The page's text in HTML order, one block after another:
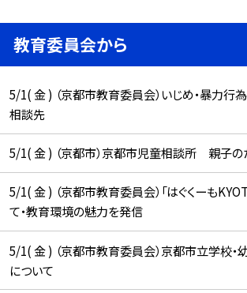
教育委員会から
5/1( 金 ) （京都市教育委員会）いじめ・暴力行
相談先
5/1( 金 ) （京都市）京都市児童相談所 親子
5/1( 金 ) （京都市教育委員会）「はぐくーも
て・教育環境の魅力を発信
5/1( 金 ) （京都市教育委員会）京都市立学校・
について